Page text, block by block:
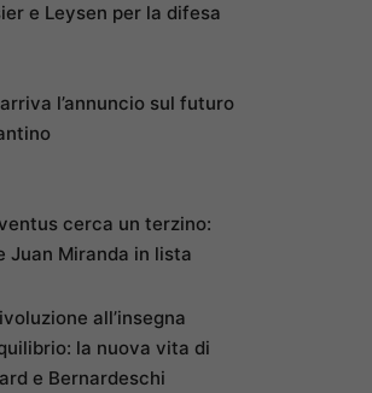
e Leysen per la difesa
arriva l’annuncio sul futuro
cerca un terzino:
Juan Miranda in lista
all’insegna
la nuova vita di
e Bernardeschi